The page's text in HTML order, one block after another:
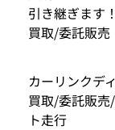
引き継ぎます！
買取/委託販
カーリンクデ
買取/委託販
ト走行